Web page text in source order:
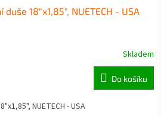
duše 18"x1,85", NUETECH - USA
Skladem
Do košíku
NUETECH - USA